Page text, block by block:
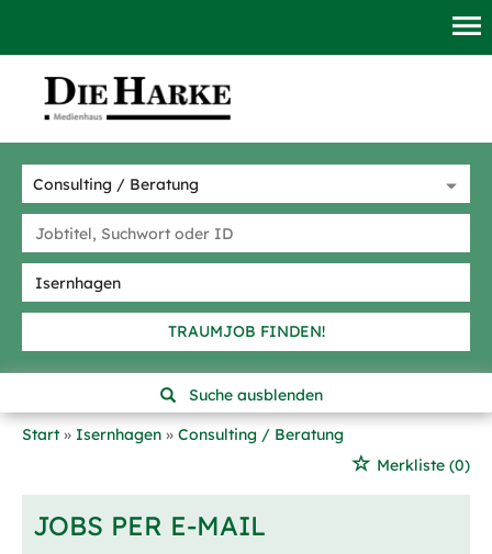
TRAUMJOB FINDEN!
Suche ausblenden
Start
Isernhagen
Consulting / Beratung
Merkliste (0)
JOBS PER E-MAIL